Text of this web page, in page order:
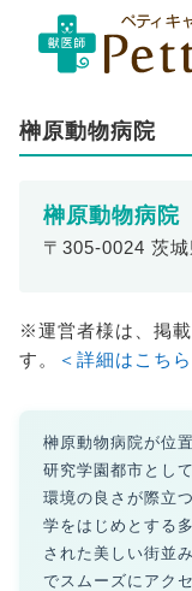
榊原動物病院
榊原動物病院
〒305-0024 茨
※運営者様は、掲
す。
＜詳細はこちら
榊原動物病院が位
研究学園都市とし
環境の良さが際立
学をはじめとする
された美しい街並
でスムーズにアク